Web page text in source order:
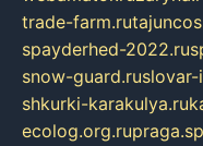
trade-farm.ru
spayderhed-2022.ru
snow-guard.ru
shkurki-karakulya.ru
ecolog.org.ru